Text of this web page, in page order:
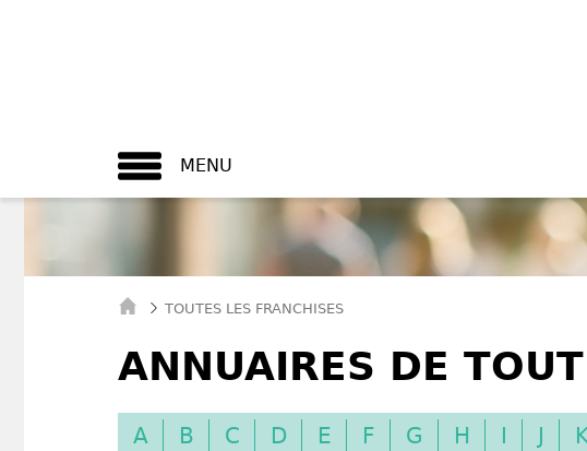
MENU
TOUTES LES FRANCHISES
ANNUAIRES DE
A B C D E F G H I J